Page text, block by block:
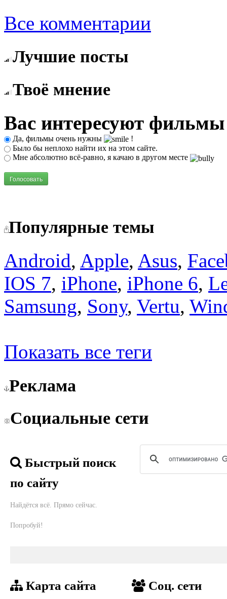
Все комментарии
Лучшие посты
Твоё мнение
Вас интересуют
Да, фильмы очень нужны
!
Было бы неплохо найти их на этом сайте.
Мне абсолютно всё-равно, я качаю в другом месте
Голосовать
Популярные темы
Android, Apple, Asus,
IOS 7, iPhone, iPhone 6,
Samsung, Sony, Vertu,
Показать все теги
Реклама
Социальные сети
Быстрый поиск
по сайту
Найдётся всё. Прямо сейчас.
Попробуй!
Карта сайта Соц. сети